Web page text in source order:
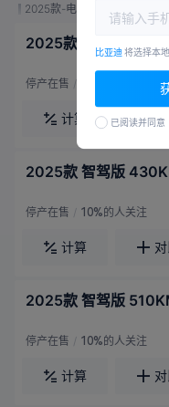
2025款-电动 204马力
2025款 智驾版
停产在售 /
计算
2025款 智驾版
停产在售 / 10%的人关注
计算
2025款 智驾版
停产在售 / 10%的人关注
计算
比亚迪 将选择本
已阅读并同意